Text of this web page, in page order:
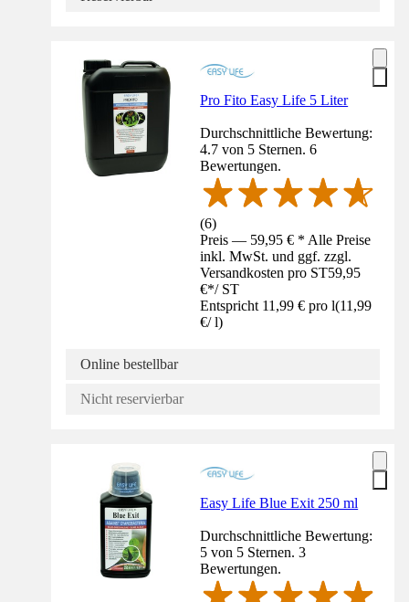
Pro Fito Easy Life 5 Liter
Durchschnittliche Bewertung:
4.7 von 5 Sternen. 6
Bewertungen.
(6)
Preis — 59,95 € * Alle Preise
inkl. MwSt. und ggf. zzgl.
Versandkosten pro ST59,95
€*/ ST
Entspricht 11,99 € pro l(11,99
€/ l)
Online bestellbar
Nicht reservierbar
Easy Life Blue Exit 250 ml
Durchschnittliche Bewertung:
5 von 5 Sternen. 3
Bewertungen.